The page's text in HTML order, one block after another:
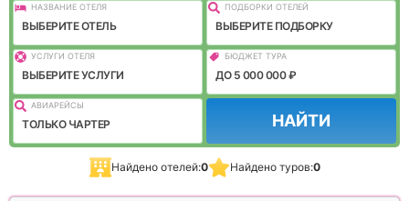
НАЗВАНИЕ ОТЕЛЯ
ВЫБЕРИТЕ ОТЕЛЬ
ПОДБОРКИ ОТЕЛЕЙ
ВЫБЕРИТЕ ПОДБОРКУ
УСЛУГИ ОТЕЛЯ
ВЫБЕРИТЕ УСЛУГИ
БЮДЖЕТ ТУРА
ДО 5 000 000 ₽
АВИАРЕЙСЫ
ТОЛЬКО ЧАРТЕР НАЙТИ
Найдено отелей:0 Найдено туров:0